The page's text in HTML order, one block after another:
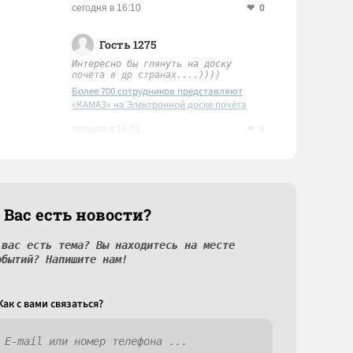
сегодня в 16:10 0
Гость 1275
Интересно бы глянуть на доску
почета в др странах....))))
Более 700 сотрудников представляют
«КАМАЗ» на Электронной доске почёта
есть новости?
есть тема? Вы находитесь на месте
Напишите нам!
c вами связаться?